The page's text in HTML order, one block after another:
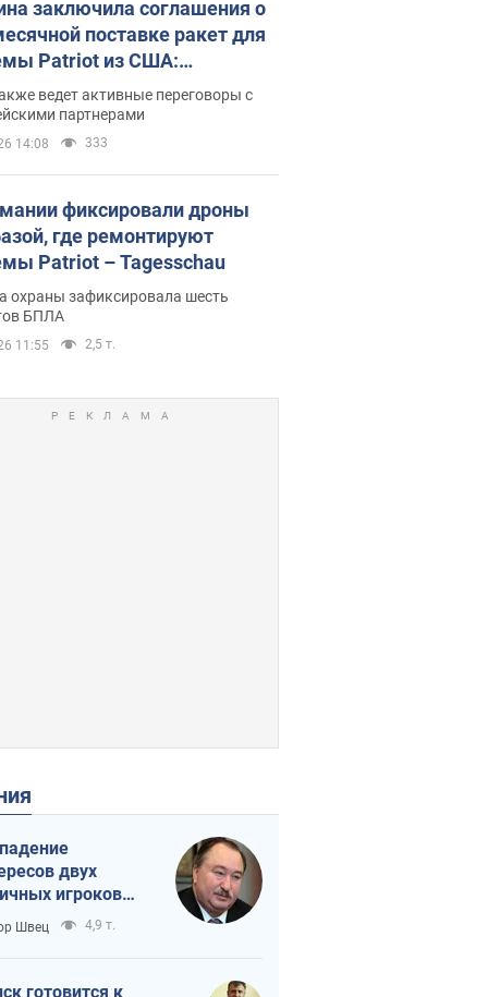
заключила соглашения о
поставке ракет для
Patriot из США:
раскрыл подробности
ведет активные переговоры с
партнерами
14:08 333
фиксировали дроны
где ремонтируют
Patriot – Tagesschau
охраны зафиксировала шесть
БПЛА
11:55 2,5 т.
двух
игроков
тайный план
и Путина?
Швец 4,9 т.
готовится к